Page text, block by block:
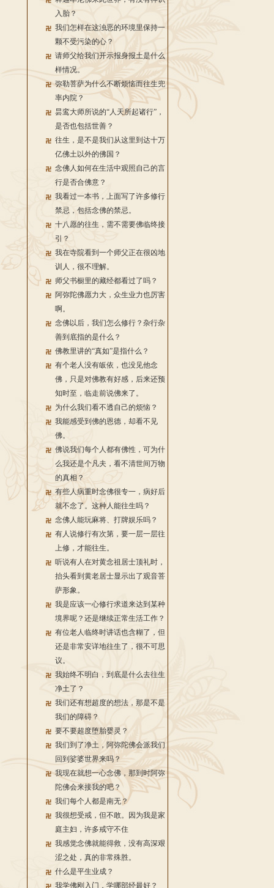
入胎？
我们怎样在这浊恶的环境里保持一
颗不受污染的心？
请师父给我们开示报身报土是什么
样情况。
弥勒菩萨为什么不断烦恼而往生兜
率内院？
昙鸾大师所说的“人天所起诸行”，
是否也包括世善？
往生，是不是我们从这里到达十万
亿佛土以外的佛国？
念佛人如何在生活中观照自己的言
行是否合佛意？
我看过一本书，上面写了许多修行
禁忌，包括念佛的禁忌。
十八愿的往生，需不需要佛临终接
引？
我在寺院看到一个师父正在很凶地
训人，很不理解。
师父书橱里的藏经都看过了吗？
阿弥陀佛愿力大，众生业力也厉害
啊。
念佛以后，我们怎么修行？杂行杂
善到底指的是什么？
佛教里讲的“真如”是指什么？
有个老人没有皈依，也没见他念
佛，只是对佛教有好感，后来还预
知时至，临走前说佛来了。
为什么我们看不透自己的烦恼？
我能感受到佛的恩德，却看不见
佛。
佛说我们每个人都有佛性，可为什
么我还是个凡夫，看不清世间万物
的真相？
有些人病重时念佛很专一，病好后
就不念了。这种人能往生吗？
念佛人能玩麻将、打牌娱乐吗？
有人说修行有次第，要一层一层往
上修，才能往生。
听说有人在对黄念祖居士顶礼时，
抬头看到黄老居士显示出了观音菩
萨形象。
我是应该一心修行求道来达到某种
境界呢？还是继续正常生活工作？
有位老人临终时讲话也含糊了，但
还是非常安详地往生了，很不可思
议。
我始终不明白，到底是什么去往生
净土了？
我们还有想超度的想法，那是不是
我们的障碍？
要不要超度堕胎婴灵？
我们到了净土，阿弥陀佛会派我们
回到娑婆世界来吗？
我现在就想一心念佛，那到时阿弥
陀佛会来接我的吧？
我们每个人都是南无？
我很想受戒，但不敢。因为我是家
庭主妇，许多戒守不住
我感觉念佛就能得救，没有高深艰
涩之处，真的非常殊胜。
什么是平生业成？
我学佛刚入门，学哪部经最好？